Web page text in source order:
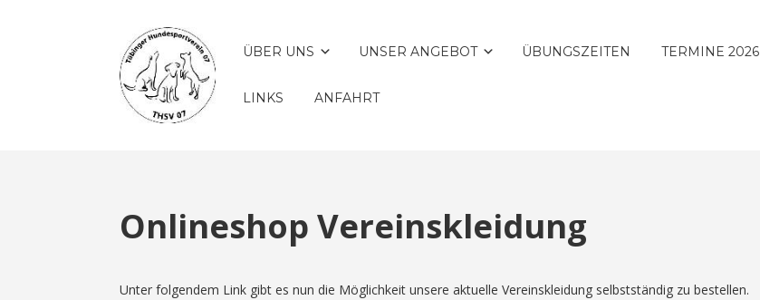
ÜBER UNS UNSER ANGEBOT ÜBUNGSZEITEN TERMINE 2026
LINKS ANFAHRT
Onlineshop Vereinskleidung
Unter folgendem Link gibt es nun die Möglichkeit unsere aktuelle Vereinskleidung selbstständig zu bestellen.